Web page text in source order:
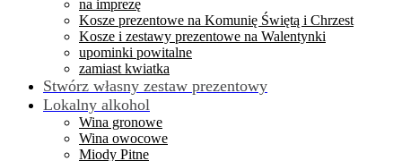
na imprezę
Kosze prezentowe na Komunię Świętą i Chrzest
Kosze i zestawy prezentowe na Walentynki
upominki powitalne
zamiast kwiatka
Stwórz własny zestaw prezentowy
Lokalny alkohol
Wina gronowe
Wina owocowe
Miody Pitne